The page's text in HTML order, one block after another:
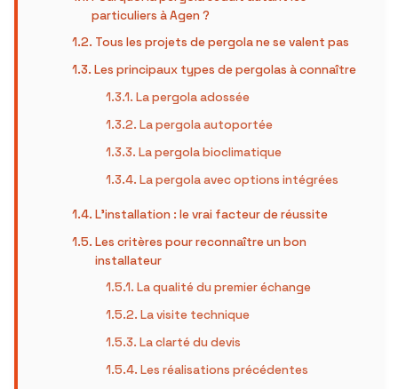
particuliers à Agen ?
Tous les projets de pergola ne se valent pas
Les principaux types de pergolas à connaître
La pergola adossée
La pergola autoportée
La pergola bioclimatique
La pergola avec options intégrées
L’installation : le vrai facteur de réussite
Les critères pour reconnaître un bon
installateur
La qualité du premier échange
La visite technique
La clarté du devis
Les réalisations précédentes